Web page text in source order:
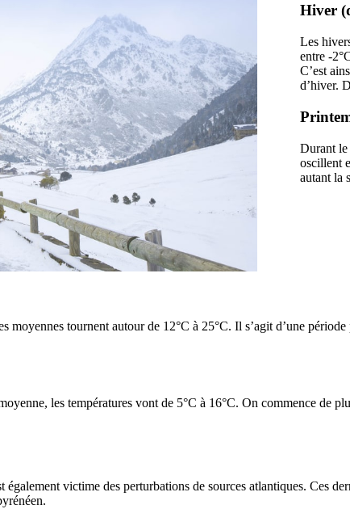
Hiver
Les
entre -
C’est
d’hiver.
Durant le
oscillent
autant la
moyennes tournent autour de 12°C à 25°C. Il s’agit d’une
les températures vont de 5°C à 16°C. On commence de
également victime des perturbations de sources atlantiques. Ces